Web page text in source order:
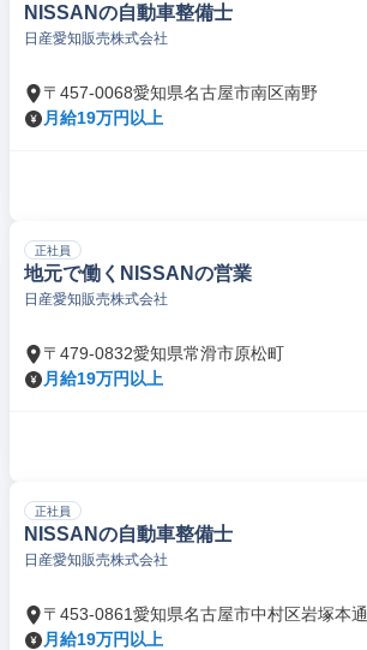
NISSANの自動車整備士
日産愛知販売株式会社
〒457-0068愛知県名古屋市南区南野
月給19万円以上
正社員
地元で働くNISSANの営業
日産愛知販売株式会社
〒479-0832愛知県常滑市原松町
月給19万円以上
正社員
NISSANの自動車整備士
日産愛知販売株式会社
〒453-0861愛知県名古屋市中村区岩塚本通
月給19万円以上